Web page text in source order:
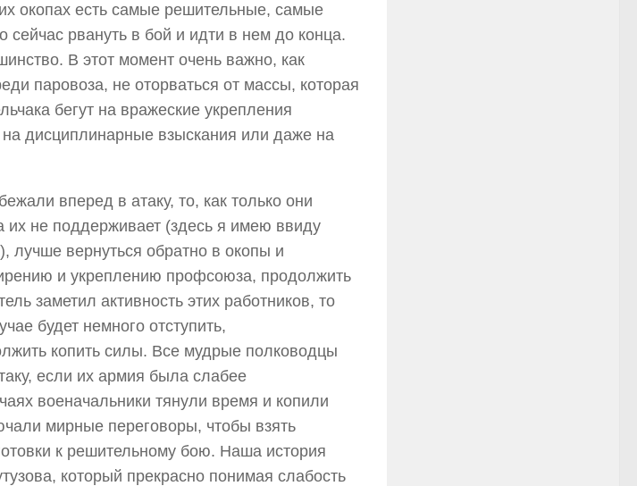
окопах есть самые решительные, самые
рвануть в бой и идти в нем до конца.
В этот момент очень важно, как
паровоза, не оторваться от массы, которая
бегут на вражеские укрепления
на дисциплинарные взыскания или даже на
вперед в атаку, то, как только они
их не поддерживает (здесь я имею ввиду
лучше вернуться обратно в окопы и
и укреплению профсоюза, продолжить
заметил активность этих работников, то
будет немного отступить,
копить силы. Все мудрые полководцы
если их армия была слабее
военачальники тянули время и копили
мирные переговоры, чтобы взять
к решительному бою. Наша история
который прекрасно понимая слабость